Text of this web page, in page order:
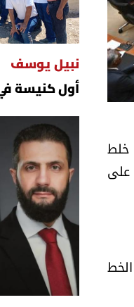
خلط
على
نبيل يوسف
أول كنيسة